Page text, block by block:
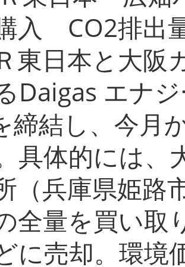
入 CO2排出
東日本と大阪
Daigas エナ
締結し、今月
具体的には、
（兵庫県姫路
全量を買い取
に売却。環境